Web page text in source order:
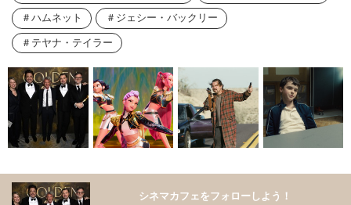
ハムネット ジェシー・バックリー
テヤナ・テイラー
シネマカフェをフォローしよう！